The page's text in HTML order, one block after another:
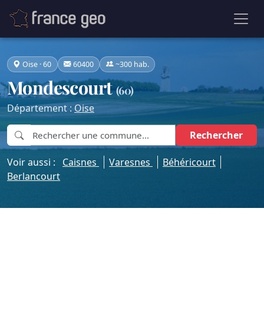
Oise · 60 60400 ~300 hab.
Mondescourt(60)
Département : Oise
Rechercher
Voir aussi : Caisnes Varesnes
Béhéricourt
Berlancourt